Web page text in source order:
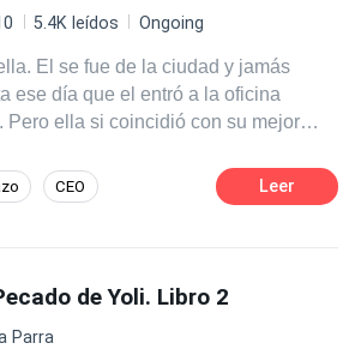
ante sí una poderosa intriga
5.4K leídos Ongoing
El se fue de la ciudad y jamás
ese día que el entró a la oficina
con su mejor
iba a derrumbarla. Sarah Wright
a ser fuerte. Sus padres murieron
menor de apenas 6 años.
edad que debía valerse por sí
así lo haría.Por su hijo. ***OBRA
CEO Leer
de Yoli. Libro 2
Parra